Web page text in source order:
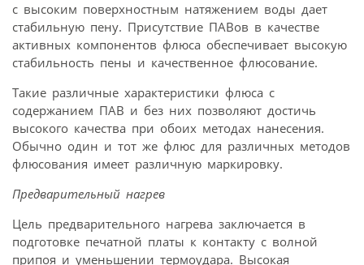
с высоким поверхностным натяжением воды дает
стабильную пену. Присутствие ПАВов в качестве
активных компонентов флюса обеспечивает высокую
стабильность пены и качественное флюсование.
Такие различные характеристики флюса с
содержанием ПАВ и без них позволяют достичь
высокого качества при обоих методах нанесения.
Обычно один и тот же флюс для различных методов
флюсования имеет различную маркировку.
Предварительный нагрев
Цель предварительного нагрева заключается в
подготовке печатной платы к контакту с волной
припоя и уменьшении термоудара. Высокая